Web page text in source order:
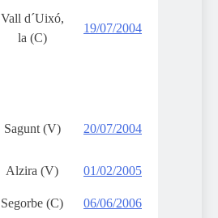
Vall d´Uixó,
la (C)
19/07/2004
Sagunt (V) 20/07/2004
Alzira (V)
01/02/2005
Segorbe (C) 06/06/2006